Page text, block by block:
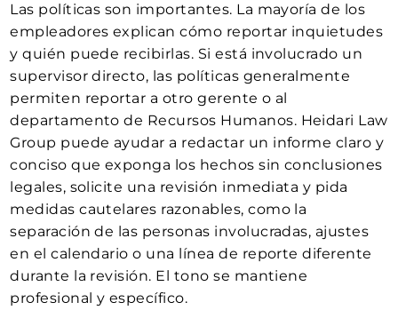
Las políticas son importantes. La mayoría de los
empleadores explican cómo reportar inquietudes
y quién puede recibirlas. Si está involucrado un
supervisor directo, las políticas generalmente
permiten reportar a otro gerente o al
departamento de Recursos Humanos. Heidari Law
Group puede ayudar a redactar un informe claro y
conciso que exponga los hechos sin conclusiones
legales, solicite una revisión inmediata y pida
medidas cautelares razonables, como la
separación de las personas involucradas, ajustes
en el calendario o una línea de reporte diferente
durante la revisión. El tono se mantiene
profesional y específico.